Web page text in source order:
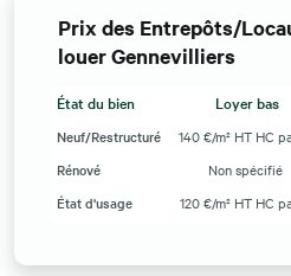
Prix des Entrepôts/
louer Gennevilliers
État du bien Loyer bas
Neuf/Restructuré 140 €/m² HT HC
Rénové
Non spécifié
État d'usage
120 €/m² HT HC